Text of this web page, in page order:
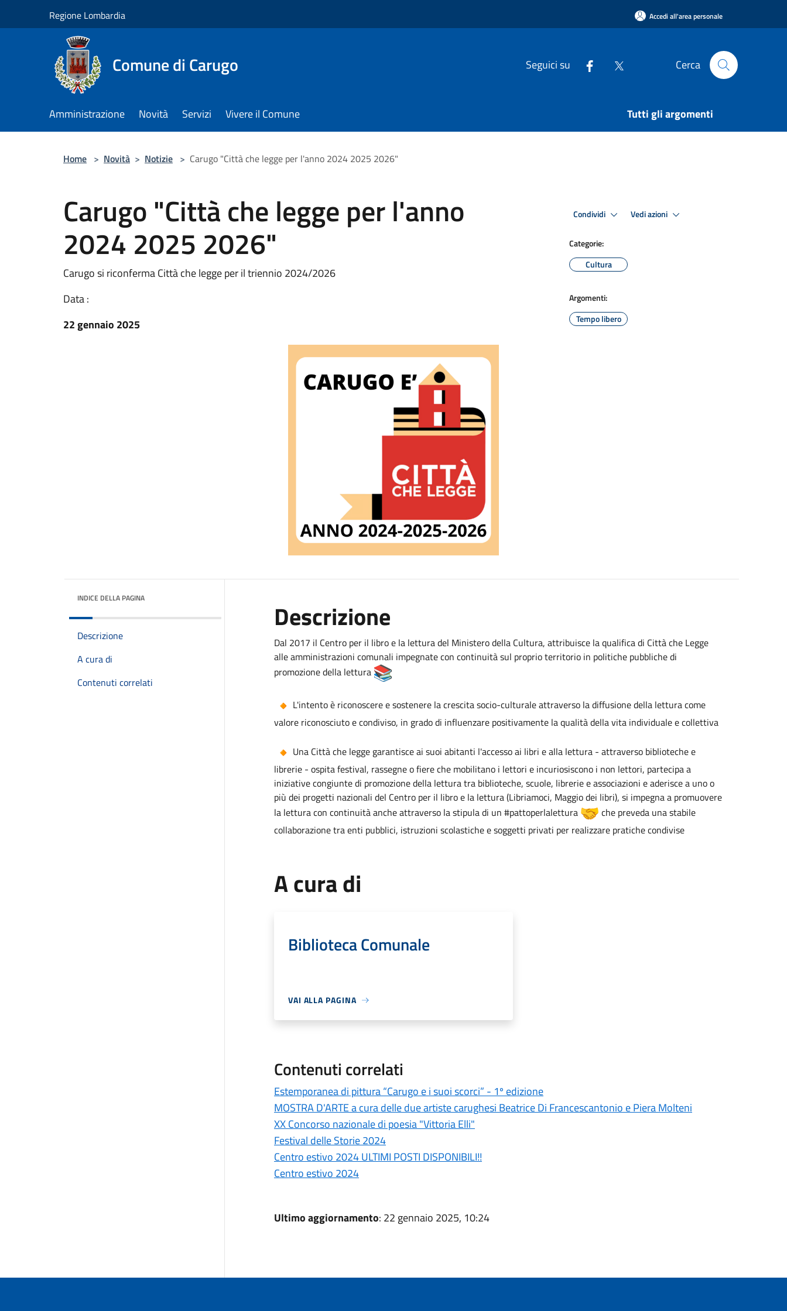
Regione Lombardia Accedi all'area personale
Comune di Carugo Seguici su Cerca
Amministrazione Novità Servizi Vivere il Comune Tutti gli argomenti
Home > Novità > Notizie > Carugo "Città che legge per l'anno 2024 2025 2026"
Carugo "Città che legge per l'anno
2024 2025 2026"
Carugo si riconferma Città che legge per il triennio 2024/2026
Data :
22 gennaio 2025
Condividi Vedi azioni
Categorie:
Cultura
Argomenti:
Tempo libero
INDICE DELLA PAGINA
Descrizione
A cura di
Contenuti correlati
Descrizione
Dal 2017 il Centro per il libro e la lettura del Ministero della Cultura, attribuisce la qualifica di Città che Legge
alle amministrazioni comunali impegnate con continuità sul proprio territorio in politiche pubbliche di
promozione della lettura
L'intento è riconoscere e sostenere la crescita socio-culturale attraverso la diffusione della lettura come
valore riconosciuto e condiviso, in grado di influenzare positivamente la qualità della vita individuale e collettiva
Una Città che legge garantisce ai suoi abitanti l'accesso ai libri e alla lettura - attraverso biblioteche e
librerie - ospita festival, rassegne o fiere che mobilitano i lettori e incuriosiscono i non lettori, partecipa a
iniziative congiunte di promozione della lettura tra biblioteche, scuole, librerie e associazioni e aderisce a uno o
più dei progetti nazionali del Centro per il libro e la lettura (Libriamoci, Maggio dei libri), si impegna a promuovere
la lettura con continuità anche attraverso la stipula di un #pattoperlalettura
che preveda una stabile
collaborazione tra enti pubblici, istruzioni scolastiche e soggetti privati per realizzare pratiche condivise
A cura di
Biblioteca Comunale
VAI ALLA PAGINA
Contenuti correlati
Estemporanea di pittura “Carugo e i suoi scorci” - 1º edizione
MOSTRA D'ARTE a cura delle due artiste carughesi Beatrice Di Francescantonio e Piera Molteni
XX Concorso nazionale di poesia "Vittoria Elli"
Festival delle Storie 2024
Centro estivo 2024 ULTIMI POSTI DISPONIBILI!!
Centro estivo 2024
Ultimo aggiornamento: 22 gennaio 2025, 10:24